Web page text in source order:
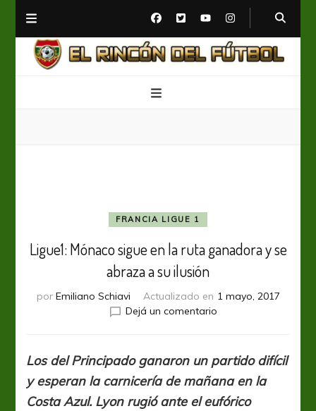
FRANCIA LIGUE 1
Ligue1: Mónaco sigue en la ruta ganadora y se
abraza a su ilusión
por Emiliano Schiavi Actualizado en 1 mayo, 2017
Dejá un comentarioen
sigue
en
la
ruta
Los del Principado ganaron un partido difícil
y esperan la carnicería de mañana en la
Costa Azul. Lyon rugió ante el eufórico